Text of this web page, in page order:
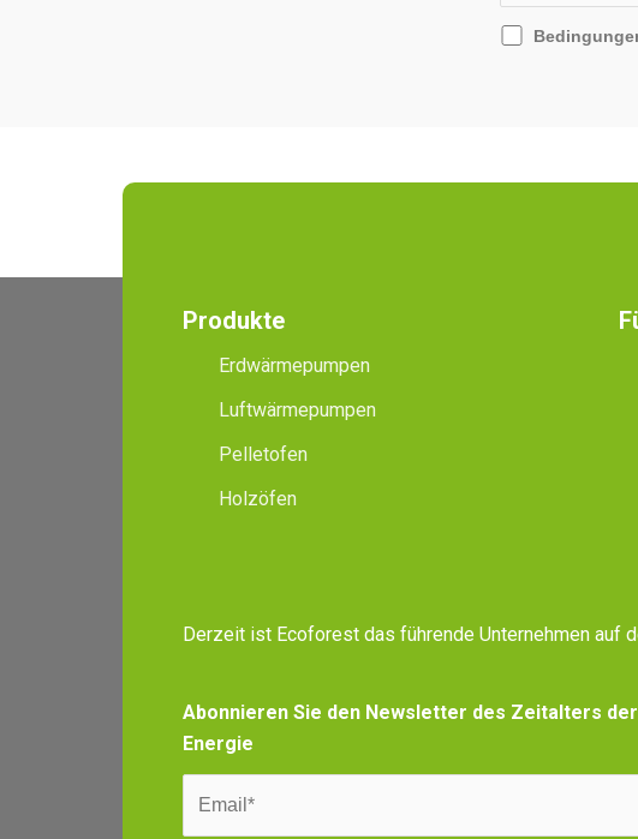
Produkte
Erdwärmepumpen
Luftwärmepumpen
Pelletofen
Holzöfen
Derzeit ist Ecoforest das führende Unternehmen auf
Abonnieren Sie den Newsletter des Zeitalters
Energie